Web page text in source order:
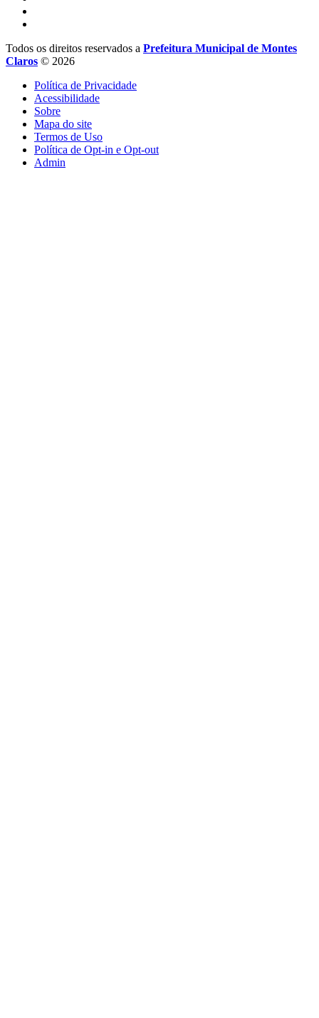
Todos os direitos reservados a Prefeitura Municipal de Montes
Claros © 2026
Política de Privacidade
Acessibilidade
Sobre
Mapa do site
Termos de Uso
Política de Opt-in e Opt-out
Admin